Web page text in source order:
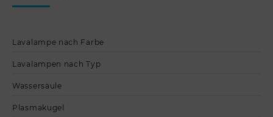
Lavalampe nach Farbe
Lavalampen nach Typ
Wassersäule
Plasmakugel